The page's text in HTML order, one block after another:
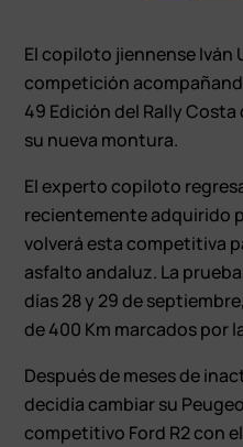
El copiloto jiennense Iván
competición
49 Edición del Rally
su nueva montura.
El experto copiloto
recientemente adquirido
volverá esta competitiva
asfalto andaluz. La
días 28 y 29 de
de 400 Km marcados por
Después de meses de
decidía cambiar su
competitivo Ford R2 con